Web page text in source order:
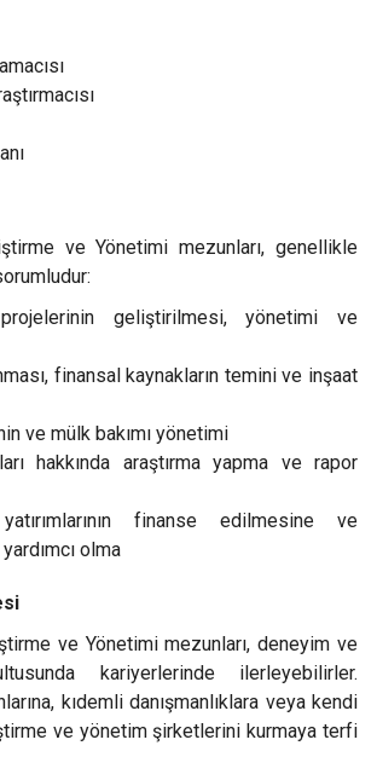
ve Yönetimi mezunları, genellikle
projelerinin geliştirilmesi, yönetimi ve
finansal kaynakların temini ve inşaat
ve mülk bakımı yönetimi
hakkında araştırma yapma ve rapor
finanse edilmesine ve
olma
ve Yönetimi mezunları, deneyim ve
kariyerlerinde ilerleyebilirler.
kıdemli danışmanlıklara veya kendi
ve yönetim şirketlerini kurmaya terfi